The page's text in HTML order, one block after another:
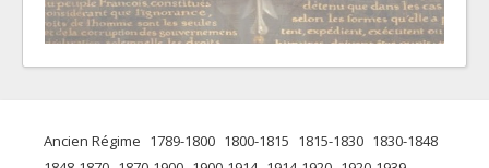
Ancien Régime 1789-1800 1800-1815 1815-1830 1830-1848